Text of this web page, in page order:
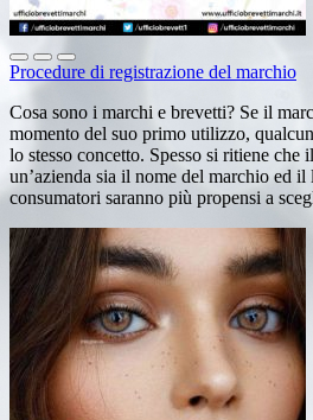
Procedure di registrazione del marchio
Cosa sono i marchi e brevetti? Se il
momento del suo primo utilizzo,
lo stesso concetto. Spesso si ritiene che
un’azienda sia il nome del marchio ed
consumatori saranno più propensi a